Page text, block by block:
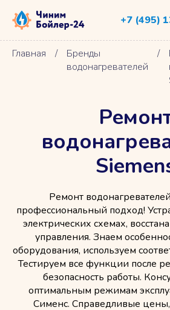
+7 (495)
Главная /
Бренды
водонагревателей
/
Ремонт
профессиональный подход!
электрических схемах,
управления. Знаем
оборудования, используем
Тестируем все функции после
безопасность работы.
оптимальным режимам
Сименс. Справедливые